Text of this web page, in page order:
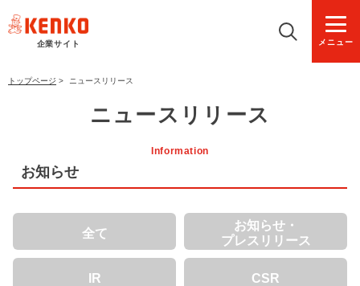
企業サイト メニュー
トップページ > ニュースリリース
ニュースリリース
Information
お知らせ
全て
お知らせ・
プレスリリース
IR CSR